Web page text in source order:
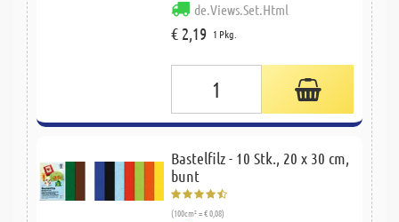
de.Views.Set.Html
€ 2,19 1 Pkg.
Bastelfilz - 10 Stk., 20 x 30 cm,
bunt
(100cm² = € 0,08)